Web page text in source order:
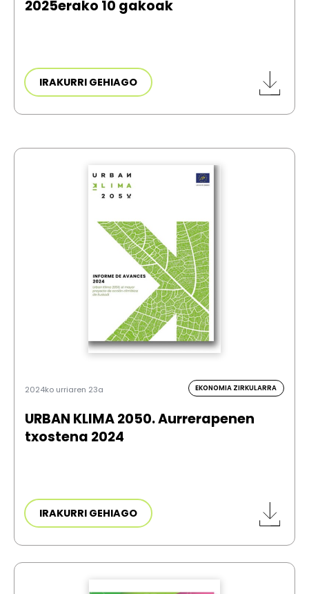
2025erako 10 gakoak
IRAKURRI GEHIAGO
2024ko urriaren 23a EKONOMIA ZIRKULARRA
URBAN KLIMA 2050. Aurrerapenen
txostena 2024
IRAKURRI GEHIAGO